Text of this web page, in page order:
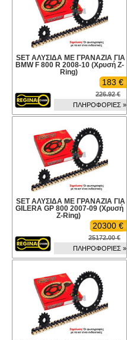
SET ΑΛΥΣΙΔΑ ΜΕ ΓΡΑΝΑΖΙΑ ΓΙΑ
BMW F 800 R 2008-10 (Χρυσή Z-
Ring)
183 €
226.92 €
ΠΛΗΡΟΦΟΡΙΕΣ »
SET ΑΛΥΣΙΔΑ ΜΕ ΓΡΑΝΑΖΙΑ ΓΙΑ
GILERA GP 800 2007-09 (Χρυσή
Z-Ring)
20300 €
25172.00 €
ΠΛΗΡΟΦΟΡΙΕΣ »